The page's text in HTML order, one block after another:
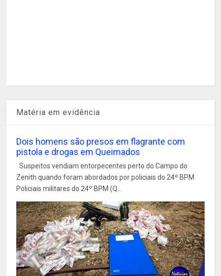
Matéria em evidência
Dois homens são presos em flagrante com
pistola e drogas em Queimados
Suspeitos vendiam entorpecentes perto do Campo do
Zenith quando foram abordados por policiais do 24º BPM
Policiais militares do 24º BPM (Q...